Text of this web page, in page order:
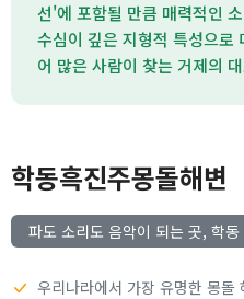
선'에 포함될 만큼 매력적인
수심이 깊은 지형적 특성으로
어 많은 사람이 찾는 거제의
학동흑진주몽돌해변
파도 소리도 음악이 되는 곳, 학동
우리나라에서 가장 유명한 몽돌